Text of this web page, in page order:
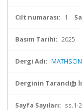
Cilt numarası: 1
Basım Tarihi: 2025
Dergi Adı:
Derginin Tarandığı
Sayfa Sayıları: ss.1-2